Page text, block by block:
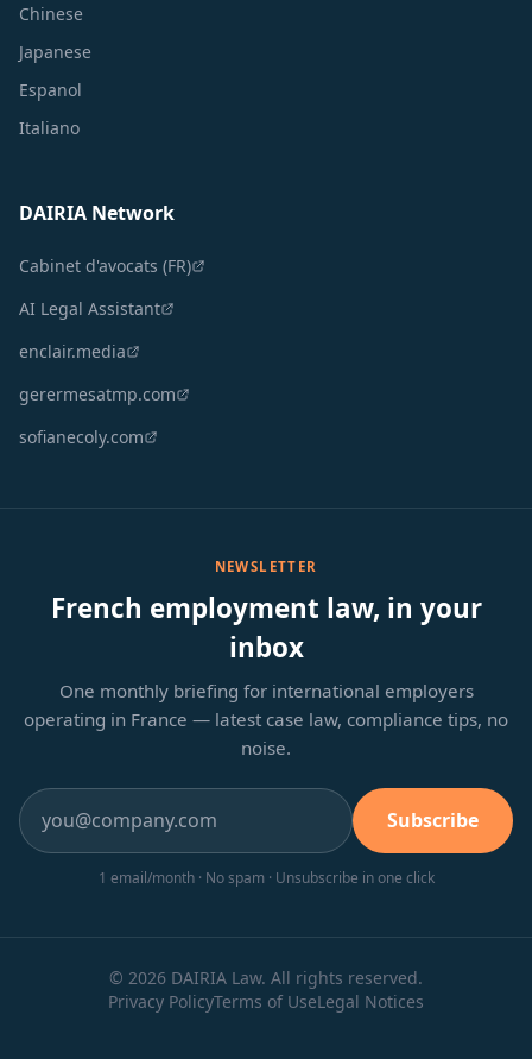
Chinese
Japanese
Espanol
Italiano
DAIRIA Network
Cabinet d'avocats (FR)
AI Legal Assistant
enclair.media
gerermesatmp.com
sofianecoly.com
NEWSLETTER
French employment law, in your
inbox
One monthly briefing for international employers
operating in France — latest case law, compliance tips, no
noise.
Subscribe
1 email/month · No spam · Unsubscribe in one click
© 2026 DAIRIA Law. All rights reserved.
Privacy PolicyTerms of UseLegal Notices